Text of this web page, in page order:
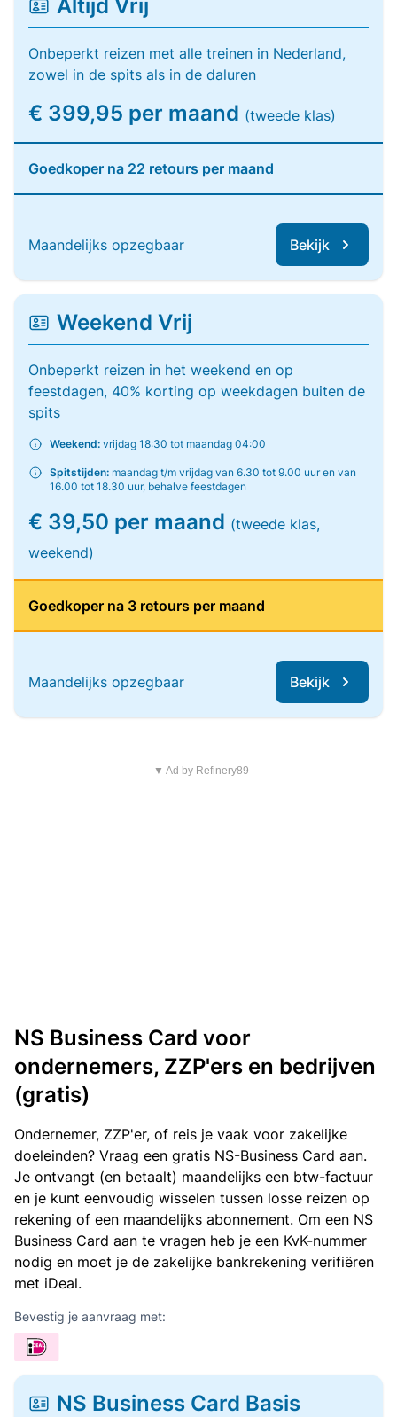
Altijd Vrij
Onbeperkt reizen met alle treinen in Nederland,
zowel in de spits als in de daluren
€ 399,95 per maand (tweede klas)
Goedkoper na 22 retours per maand
Maandelijks opzegbaar Bekijk
Weekend Vrij
Onbeperkt reizen in het weekend en op
feestdagen, 40% korting op weekdagen buiten de
spits
Weekend: vrijdag 18:30 tot maandag 04:00
Spitstijden: maandag t/m vrijdag van 6.30 tot 9.00 uur en van
16.00 tot 18.30 uur, behalve feestdagen
€ 39,50 per maand (tweede klas,
weekend)
Goedkoper na 3 retours per maand
Maandelijks opzegbaar Bekijk
▼ Ad by Refinery89
NS Business Card voor
ondernemers, ZZP'ers en bedrijven
(gratis)
Ondernemer, ZZP'er, of reis je vaak voor zakelijke
doeleinden? Vraag een gratis NS-Business Card aan.
Je ontvangt (en betaalt) maandelijks een btw-factuur
en je kunt eenvoudig wisselen tussen losse reizen op
rekening of een maandelijks abonnement. Om een NS
Business Card aan te vragen heb je een KvK-nummer
nodig en moet je de zakelijke bankrekening verifiëren
met iDeal.
Bevestig je aanvraag met:
NS Business Card Basis